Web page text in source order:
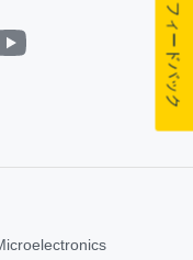
フィードバック